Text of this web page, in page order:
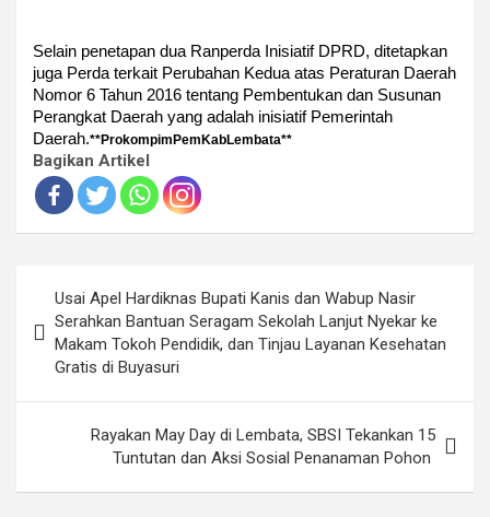
Selain penetapan dua Ranperda Inisiatif DPRD, ditetapkan
juga Perda terkait Perubahan Kedua atas Peraturan Daerah
Nomor 6 Tahun 2016 tentang Pembentukan dan Susunan
Perangkat Daerah yang adalah inisiatif Pemerintah
Daerah.**ProkompimPemKabLembata**
Bagikan Artikel
pos
Usai Apel Hardiknas Bupati Kanis dan Wabup Nasir
Serahkan Bantuan Seragam Sekolah Lanjut Nyekar ke
Makam Tokoh Pendidik, dan Tinjau Layanan Kesehatan
Gratis di Buyasuri
Rayakan May Day di Lembata, SBSI Tekankan 15
Tuntutan dan Aksi Sosial Penanaman Pohon